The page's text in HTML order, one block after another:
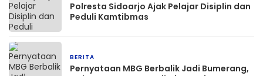
Polresta Sidoarjo Ajak Pelajar Disiplin dan
Peduli Kamtibmas
BERITA
Pernyataan MBG Berbalik Jadi Bumerang,